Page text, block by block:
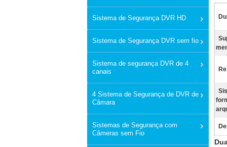
Sistema de Segurança DVR HD
Sistema de Segurança DVR sem fio
Sistema de segurança DVR de 4
canais
4 Sistema de Segurança de DVR de
Câmara
Sistemas de Segurança com
Câmeras sem Fio